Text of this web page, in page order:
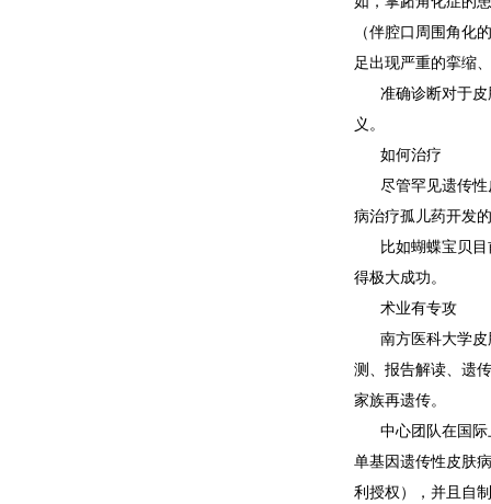
（伴腔口周围角化
足出现严重的挛缩
准确诊断对于
义。
如何治疗
尽管罕见遗传
病治疗孤儿药开发
比如蝴蝶宝贝
得极大成功。
术业有专攻
南方医科大学
测、报告解读、遗
家族再遗传。
中心团队在国
单基因遗传性皮肤
利授权），并且自